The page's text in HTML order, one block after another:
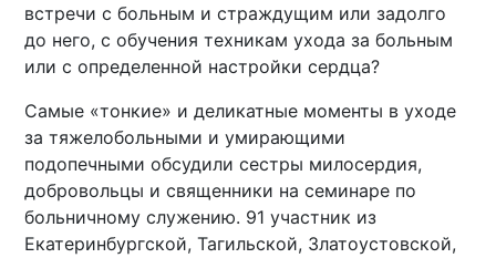
встречи с больным и страждущим или задолго
до него, с обучения техникам ухода за больным
или с определенной настройки сердца?
Самые «тонкие» и деликатные моменты в уходе
за тяжелобольными и умирающими
подопечными обсудили сестры милосердия,
добровольцы и священники на семинаре по
больничному служению. 91 участник из
Екатеринбургской, Тагильской, Златоустовской,